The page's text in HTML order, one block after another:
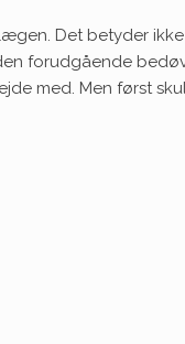
Det betyder
forudgående
med. Men først